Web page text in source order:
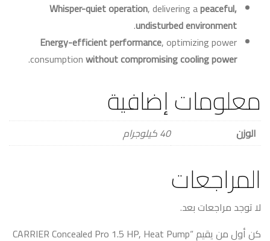
Whisper-quiet operation, delivering apeaceful,
undisturbed environment
.
Energy-efficient performance, optimizing power
consumptionwithout compromising cooling power
.
معلومات إضافية
الوزن 40 كيلوجرام
المراجعات
لا توجد مراجعات بعد.
كن أول من يقيم “CARRIER Concealed Pro 1.5 HP, Heat Pump